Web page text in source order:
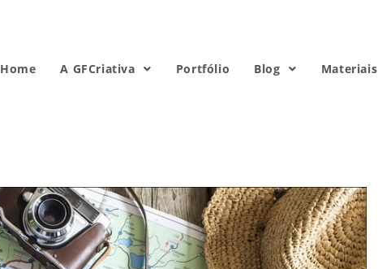
Home A GFCriativa Portfólio Blog Materiais